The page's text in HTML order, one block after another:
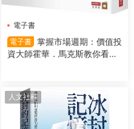
電子書
電子書 掌握市場週期：價值投
資大師霍華．馬克斯教你看對
人文社科